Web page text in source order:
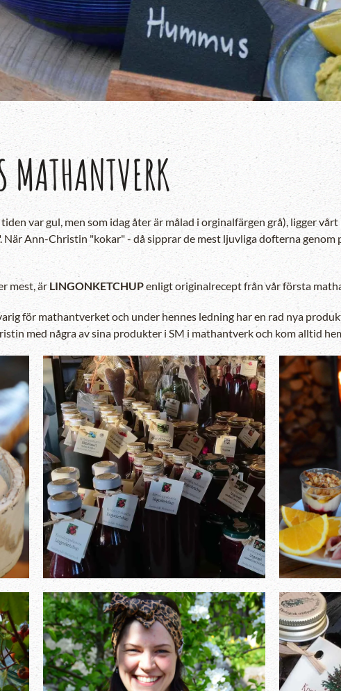
MATHANTVERK
var gul, men som idag åter är målad i orginalfärgen grå), ligger
Ann-Christin "kokar" - då sipprar de mest ljuvliga dofterna genom
mest, är LINGONKETCHUPenligt originalrecept från vår första
för mathantverket och under hennes ledning har en rad nya
med några av sina produkter i SM i mathantverk och kom alltid
Zooma in